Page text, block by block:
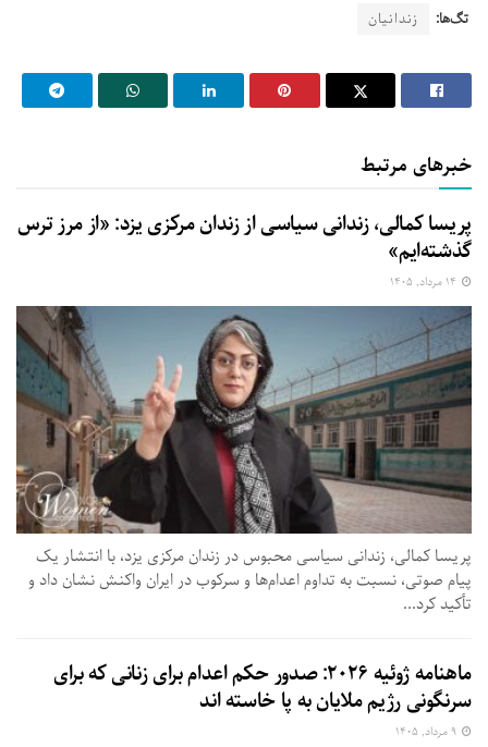
تگ‌ها: زندانیان
خبرهای مرتبط
پریسا کمالی، زندانی سیاسی از زندان مرکزی یزد: «از مرز ترس
گذشته‌ایم»
پریسا کمالی، زندانی سیاسی محبوس در زندان مرکزی یزد، با انتشار یک
پیام صوتی، نسبت به تداوم اعدام‌ها و سرکوب در ایران واکنش نشان داد و
تأکید کرد...
ماهنامه ژوئیه ۲۰۲۶: صدور حکم اعدام برای زنانی که برای
سرنگونی رژیم ملایان به پا خاسته اند